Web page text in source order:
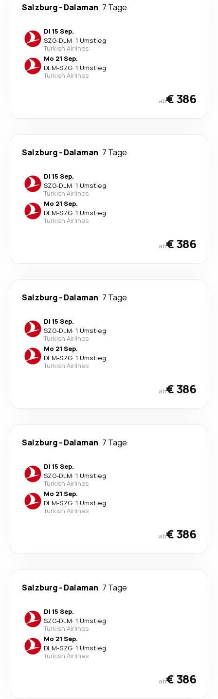
Salzburg- Dalaman 7 Tage
Di 15 Sep.
SZG-DLM· 1 Umstieg
Turkish Airlines
Mo 21 Sep.
DLM-SZG· 1 Umstieg
Turkish Airlines
ab€ 386
Salzburg- Dalaman 7 Tage
Di 15 Sep.
SZG-DLM· 1 Umstieg
Turkish Airlines
Mo 21 Sep.
DLM-SZG· 1 Umstieg
Turkish Airlines
ab€ 386
Salzburg- Dalaman 7 Tage
Di 15 Sep.
SZG-DLM· 1 Umstieg
Turkish Airlines
Mo 21 Sep.
DLM-SZG· 1 Umstieg
Turkish Airlines
ab€ 386
Salzburg- Dalaman 7 Tage
Di 15 Sep.
SZG-DLM· 1 Umstieg
Turkish Airlines
Mo 21 Sep.
DLM-SZG· 1 Umstieg
Turkish Airlines
ab€ 386
Salzburg- Dalaman 7 Tage
Di 15 Sep.
SZG-DLM· 1 Umstieg
Turkish Airlines
Mo 21 Sep.
DLM-SZG· 1 Umstieg
Turkish Airlines
ab€ 386